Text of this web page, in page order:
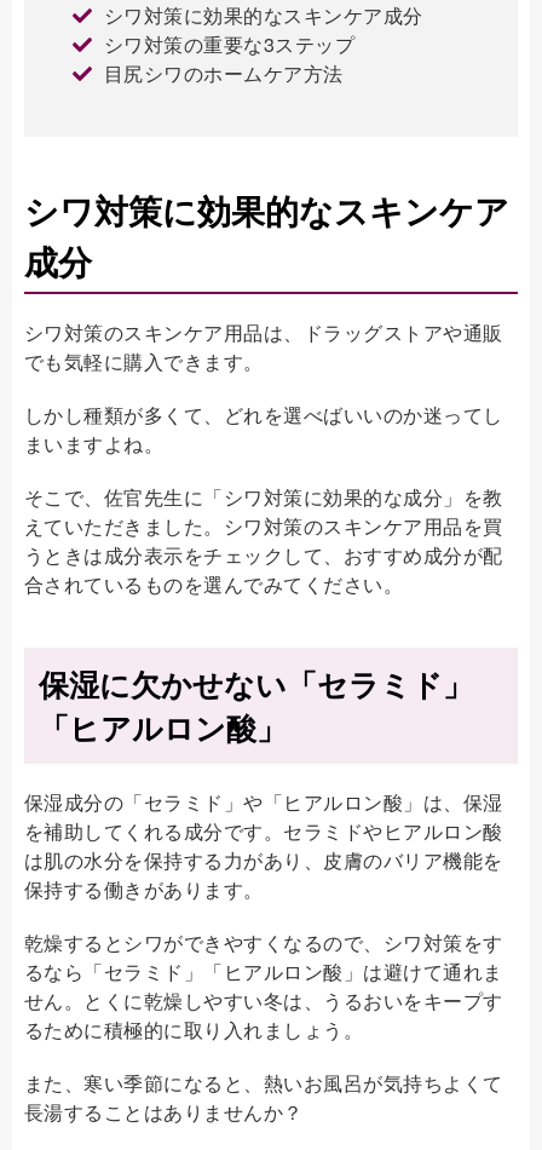
シワ対策に効果的なスキンケア成分
シワ対策の重要な3ステップ
目尻シワのホームケア方法
シワ対策に効果的なスキンケア
成分
シワ対策のスキンケア用品は、ドラッグストアや通販
でも気軽に購入できます。
しかし種類が多くて、どれを選べばいいのか迷ってし
まいますよね。
そこで、佐官先生に「シワ対策に効果的な成分」を教
えていただきました。シワ対策のスキンケア用品を買
うときは成分表示をチェックして、おすすめ成分が配
合されているものを選んでみてください。
保湿に欠かせない「セラミド」
「ヒアルロン酸」
保湿成分の「セラミド」や「ヒアルロン酸」は、保湿
を補助してくれる成分です。 セラミドやヒアルロン酸
は肌の水分を保持する力があり、皮膚のバリア機能を
保持する働きがあります。
乾燥するとシワができやすくなるので、シワ対策をす
るなら「セラミド」「ヒアルロン酸」は避けて通れま
せん。とくに乾燥しやすい冬は、うるおいをキープす
るために積極的に取り入れましょう。
また、寒い季節になると、熱いお風呂が気持ちよくて
長湯することはありませんか？